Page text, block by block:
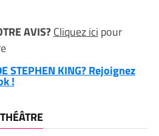
AVIS?Cliquez ici pour
STEPHEN KING? Rejoignez
!